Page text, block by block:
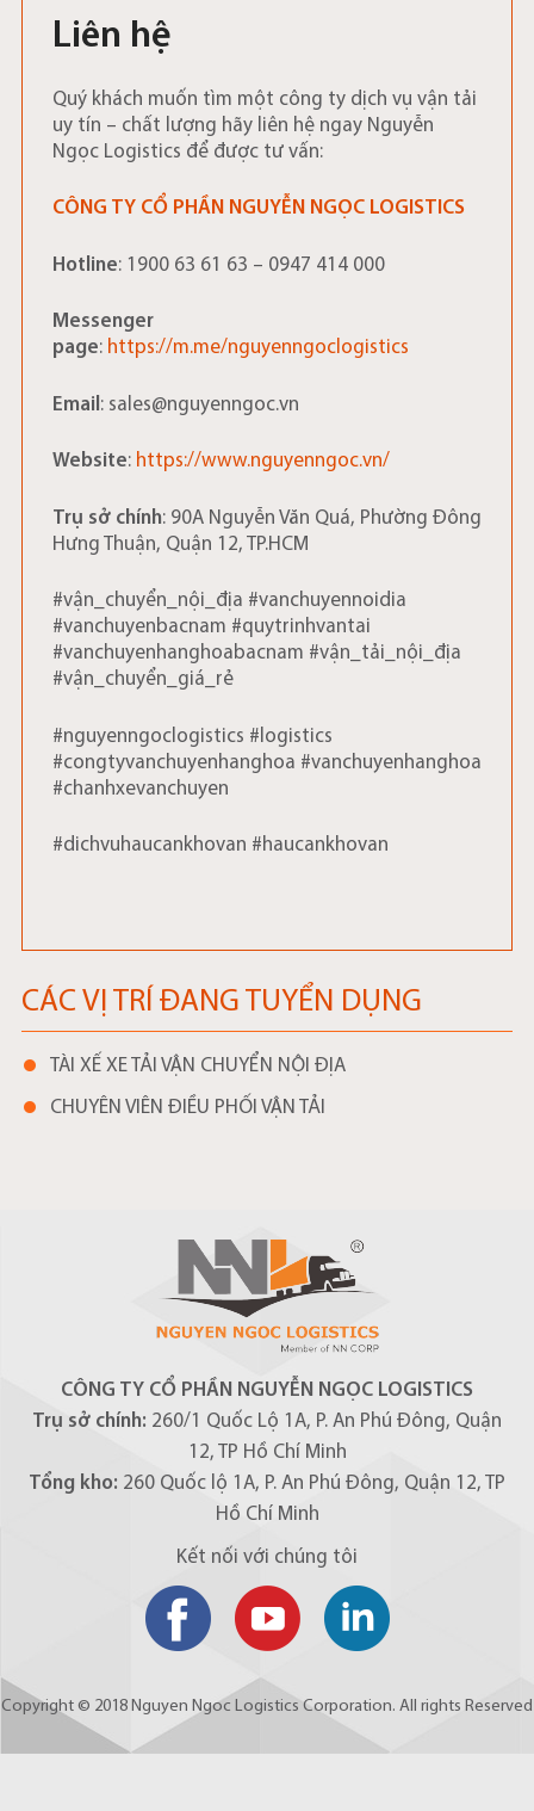
Liên hệ
Quý khách muốn tìm một công ty dịch vụ vận tải
uy tín – chất lượng hãy liên hệ ngay Nguyễn
Ngọc Logistics để được tư vấn:
CÔNG TY CỔ PHẦN NGUYỄN NGỌC LOGISTICS
Hotline: 1900 63 61 63 – 0947 414 000
Messenger
page: https://m.me/nguyenngoclogistics
Email : sales@nguyenngoc.vn
Website: https://www.nguyenngoc.vn/
Trụ sở chính: 90A Nguyễn Văn Quá, Phường Đông
Hưng Thuận, Quận 12, TP.HCM
#vận_chuyển_nội_địa #vanchuyennoidia
#vanchuyenbacnam #quytrinhvantai
#vanchuyenhanghoabacnam #vận_tải_nội_địa
#vận_chuyển_giá_rẻ
#nguyenngoclogistics #logistics
#congtyvanchuyenhanghoa #vanchuyenhanghoa
#chanhxevanchuyen
#dichvuhaucankhovan #haucankhovan
CÁC VỊ TRÍ ĐANG TUYỂN DỤNG
TÀI XẾ XE TẢI VẬN CHUYỂN NỘI ĐỊA
CHUYÊN VIÊN ĐIỀU PHỐI VẬN TẢI
CÔNG TY CỔ PHẦN NGUYỄN NGỌC LOGISTICS
Trụ sở chính: 260/1 Quốc Lộ 1A, P. An Phú Đông, Quận
12, TP Hồ Chí Minh
Tổng kho: 260 Quốc lộ 1A, P. An Phú Đông, Quận 12, TP
Hồ Chí Minh
Kết nối với chúng tôi
Copyright © 2018 Nguyen Ngoc Logistics Corporation. All rights Reserved